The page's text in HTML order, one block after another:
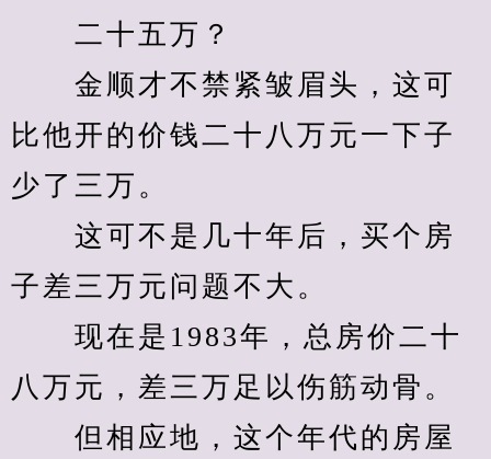
二十五万？
金顺才不禁紧皱眉头，这可
比他开的价钱二十八万元一下子
少了三万。
这可不是几十年后，买个房
子差三万元问题不大。
现在是1983年，总房价二十
八万元，差三万足以伤筋动骨。
但相应地，这个年代的房屋